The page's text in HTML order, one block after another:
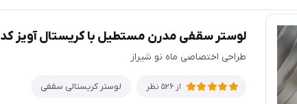
لوستر سقفی مدرن مستطیل با کریستال آویز کد 1-446
طراحی اختصاصی ماه نو شیراز
از 526 نظر لوستر کریستالی سقفی